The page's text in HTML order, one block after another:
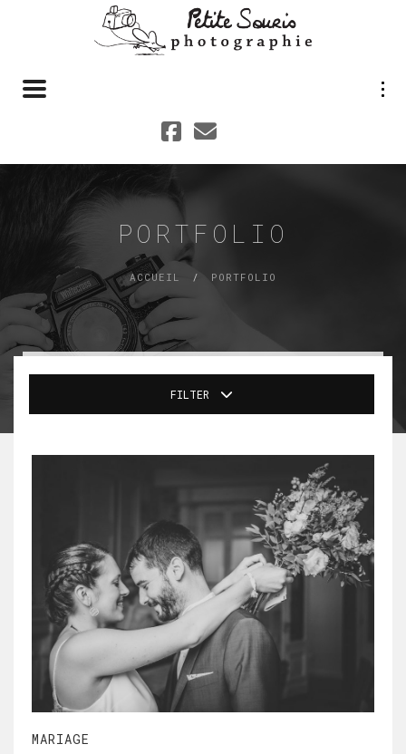
Toggle navigation
PORTFOLIO
ACCUEIL PORTFOLIO
FILTER
MARIAGE